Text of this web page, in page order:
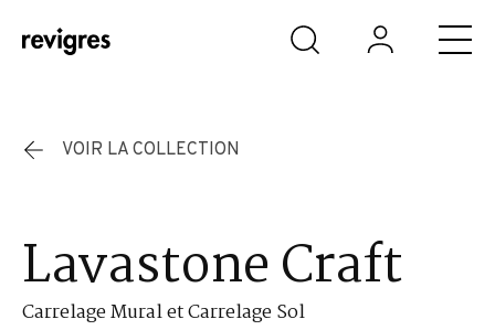
Aller au contenu principal
VOIR LA COLLECTION
Lavastone Craft
Carrelage Mural et Carrelage Sol